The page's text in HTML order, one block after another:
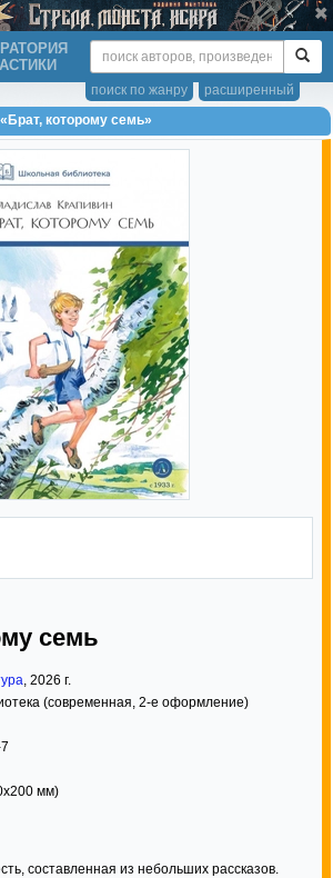
расширенный
поиск по жанру
которому семь»
семь
, 2026 г.
(современная, 2-е оформление)
мм)
составленная из небольших рассказов.